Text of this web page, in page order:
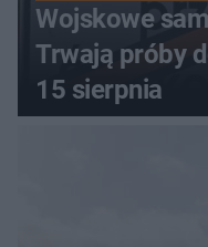
Wojskowe
Trwają próby
15 sierpnia